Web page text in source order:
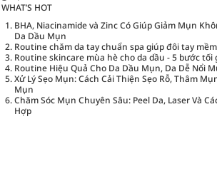
WHAT’S HOT
BHA, Niacinamide và Zinc Có Giúp Giảm Mụn
Da Dầu Mụn
Routine chăm da tay chuẩn spa giúp đôi tay
Routine skincare mùa hè cho da dầu - 5 bước tối
Routine Hiệu Quả Cho Da Dầu Mụn, Da Dễ Nổi
Xử Lý Sẹo Mụn: Cách Cải Thiện Sẹo Rỗ, Thâm
Mụn
Chăm Sóc Mụn Chuyên Sâu: Peel Da, Laser Và
Hợp